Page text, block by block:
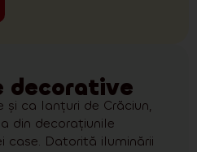
decorative
și ca lanțuri de Crăciun,
din decorațiunile
case. Datorită iluminării